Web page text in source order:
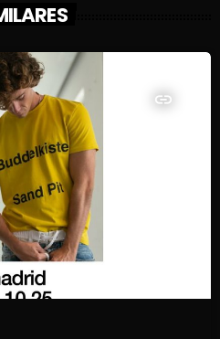
insert_link